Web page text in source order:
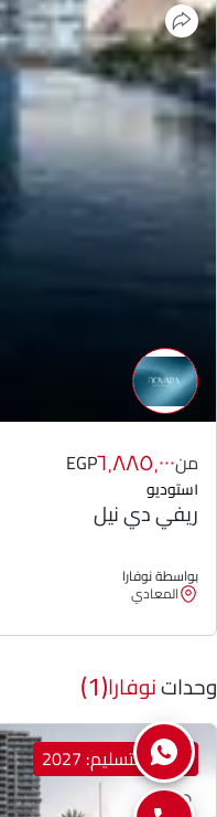
من٦٬٨٨٥٬٠٠٠EGP
١ستوديو
ريفي دي نيل
بواسطة نوفارا
المعادي
وحداتنوفارا(1)
ميعاد التسليم: 2027